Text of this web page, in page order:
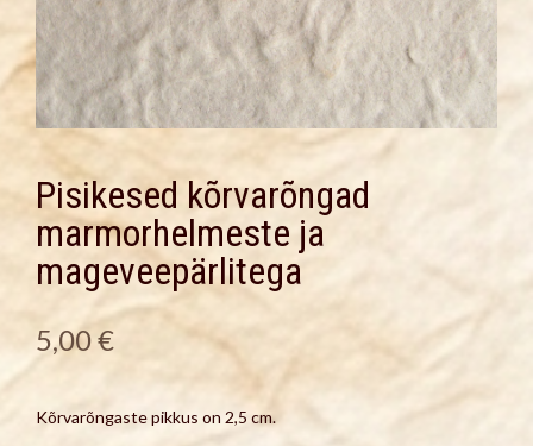
Pisikesed kõrvarõngad
marmorhelmeste ja
mageveepärlitega
5,00€
Kõrvarõngaste pikkus on 2,5 cm.